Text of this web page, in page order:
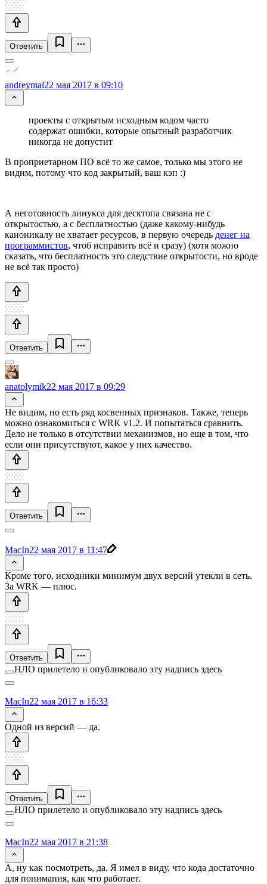
Ответить
andreymal22 мая 2017 в 09:10
проекты с открытым исходным кодом часто
содержат ошибки, которые опытный разработчик
никогда не допустит
В проприетарном ПО всё то же самое, только мы этого не
видим, потому что код закрытый, ваш кэп :)
А неготовность линукса для десктопа связана не с
открытостью, а с бесплатностью (даже какому-нибудь
каноникалу не хватает ресурсов, в первую очередь денег на
программистов, чтоб исправить всё и сразу) (хотя можно
сказать, что бесплатность это следствие открытости, но вроде
не всё так просто)
Ответить
anatolymik22 мая 2017 в 09:29
Не видим, но есть ряд косвенных признаков. Также, теперь
можно ознакомиться с WRK v1.2. И попытаться сравнить.
Дело не только в отсутствии механизмов, но еще в том, что
если они присутствуют, какое у них качество.
Ответить
MacIn22 мая 2017 в 11:47
Кроме того, исходники минимум двух версий утекли в сеть.
За WRK — плюс.
Ответить
НЛО прилетело и опубликовало эту надпись здесь
MacIn22 мая 2017 в 16:33
Одной из версий — да.
Ответить
НЛО прилетело и опубликовало эту надпись здесь
MacIn22 мая 2017 в 21:38
А, ну как посмотреть, да. Я имел в виду, что кода достаточно
для понимания, как что работает.